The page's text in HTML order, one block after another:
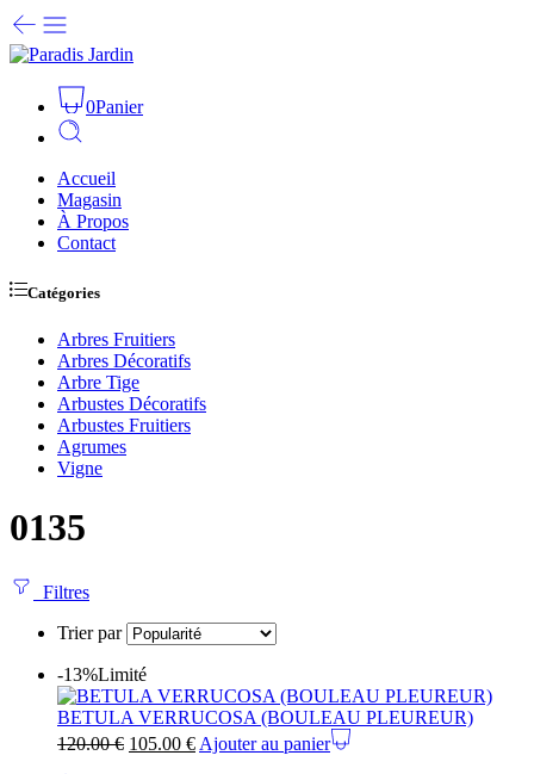
0Panier
Accueil
Magasin
À Propos
Contact
Catégories
Arbres Fruitiers
Arbres Décoratifs
Arbre Tige
Arbustes Décoratifs
Arbustes Fruitiers
Agrumes
Vigne
0135
Filtres
Trier par
-13%Limité
BETULA VERRUCOSA (BOULEAU PLEUREUR)
120.00€ 105.00 € Ajouter au panier